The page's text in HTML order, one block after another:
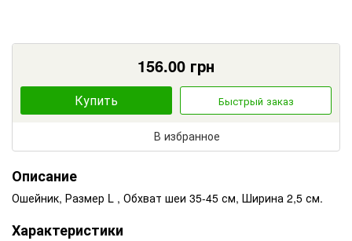
156.00 грн
Купить Быстрый заказ
В избранное
Описание
Ошейник, Размер L , Обхват шеи 35-45 см, Ширина 2,5 см.
Характеристики